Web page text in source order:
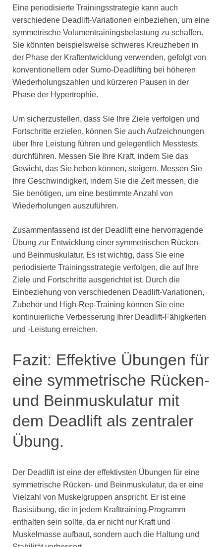
Eine periodisierte Trainingsstrategie kann auch
verschiedene Deadlift-Variationen einbeziehen, um eine
symmetrische Volumentrainingsbelastung zu schaffen.
Sie könnten beispielsweise schweres Kreuzheben in
der Phase der Kraftentwicklung verwenden, gefolgt von
konventionellem oder Sumo-Deadlifting bei höheren
Wiederholungszahlen und kürzeren Pausen in der
Phase der Hypertrophie.
Um sicherzustellen, dass Sie Ihre Ziele verfolgen und
Fortschritte erzielen, können Sie auch Aufzeichnungen
über Ihre Leistung führen und gelegentlich Messtests
durchführen. Messen Sie Ihre Kraft, indem Sie das
Gewicht, das Sie heben können, steigern. Messen Sie
Ihre Geschwindigkeit, indem Sie die Zeit messen, die
Sie benötigen, um eine bestimmte Anzahl von
Wiederholungen auszuführen.
Zusammenfassend ist der Deadlift eine hervorragende
Übung zur Entwicklung einer symmetrischen Rücken-
und Beinmuskulatur. Es ist wichtig, dass Sie eine
periodisierte Trainingsstrategie verfolgen, die auf Ihre
Ziele und Fortschritte ausgerichtet ist. Durch die
Einbeziehung von verschiedenen Deadlift-Variationen,
Zubehör und High-Rep-Training können Sie eine
kontinuierliche Verbesserung Ihrer Deadlift-Fähigkeiten
und -Leistung erreichen.
Fazit: Effektive Übungen für
eine symmetrische Rücken-
und Beinmuskulatur mit
dem Deadlift als zentraler
Übung.
Der Deadlift ist eine der effektivsten Übungen für eine
symmetrische Rücken- und Beinmuskulatur, da er eine
Vielzahl von Muskelgruppen anspricht. Er ist eine
Basisübung, die in jedem Krafttraining-Programm
enthalten sein sollte, da er nicht nur Kraft und
Muskelmasse aufbaut, sondern auch die Haltung und